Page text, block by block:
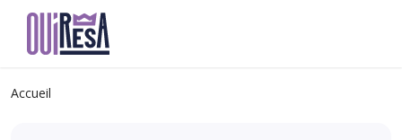
contenu
Accueil